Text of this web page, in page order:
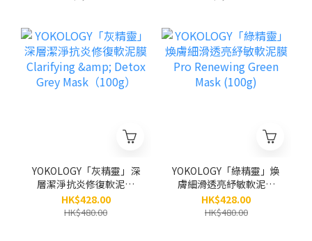
YOKOLOGY「灰精靈」深
層潔淨抗炎修復軟泥膜
Clarifying & Detox Grey
Mask（100g）
HK$428.00
HK$480.00
YOKOLOGY「綠精靈」煥
膚細滑透亮紓敏軟泥膜
Pro Renewing Green
Mask (100g)
HK$428.00
HK$480.00